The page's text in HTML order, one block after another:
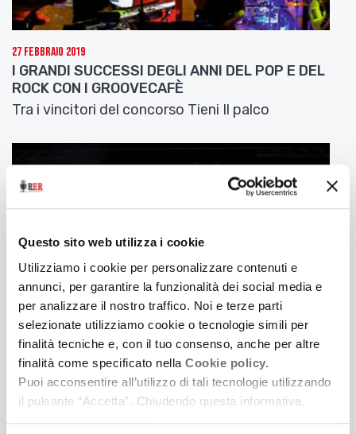
Questo sito web utilizza i cookie
Utilizziamo i cookie per personalizzare contenuti e
annunci, per garantire la funzionalità dei social media e
per analizzare il nostro traffico. Noi e terze parti
selezionate utilizziamo cookie o tecnologie simili per
finalità tecniche e, con il tuo consenso, anche per altre
finalità come specificato nella Cookie policy.
Puoi acconsentire all’utilizzo di tali tecnologie utilizzando
il pulsante “Accetta”. Chiudendo questa informativa,
27 Febbraio 2019
I GRANDI SUCCESSI DEGLI ANNI DEL POP E DEL
ROCK CON I GROOVECAFÈ
Tra i vincitori del concorso Tieni Il palco
16 Febbraio 2019
LE FREQUENZE DI TESLA
Tra I vincitori del concorso Tieni il Palco